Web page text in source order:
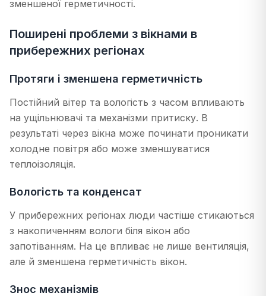
зменшеної герметичності.
Поширені проблеми з вікнами в
прибережних регіонах
Протяги і зменшена герметичність
Постійний вітер та вологість з часом впливають
на ущільнювачі та механізми притиску. В
результаті через вікна може починати проникати
холодне повітря або може зменшуватися
теплоізоляція.
Вологість та конденсат
У прибережних регіонах люди частіше стикаються
з накопиченням вологи біля вікон або
запотіванням. На це впливає не лише вентиляція,
але й зменшена герметичність вікон.
Знос механізмів